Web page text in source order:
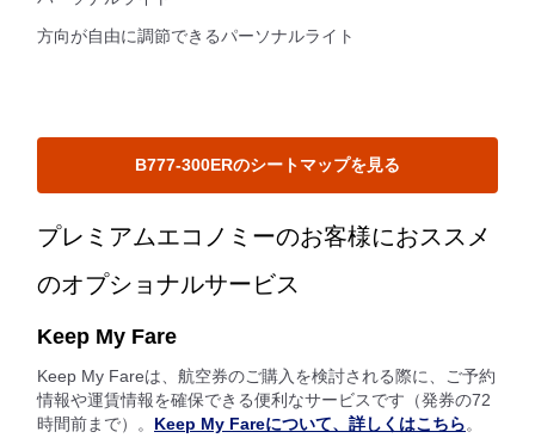
方向が自由に調節できるパーソナルライト
B777-300ERのシートマップを見る
プレミアムエコノミーのお客様におススメ
のオプショナルサービス
Keep My Fare
Keep My Fareは、航空券のご購入を検討される際に、ご予約
情報や運賃情報を確保できる便利なサービスです（発券の72
時間前まで）。 Keep My Fareについて、詳しくはこちら。